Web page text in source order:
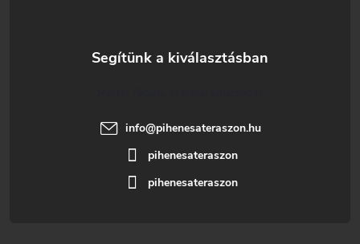
info@pihenesateraszon.hu
pihenesateraszon
pihenesateraszon